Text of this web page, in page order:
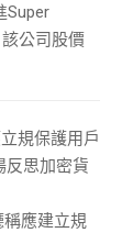
Super
公司股價
規保護用戶
反思加密貨
稱應建立規